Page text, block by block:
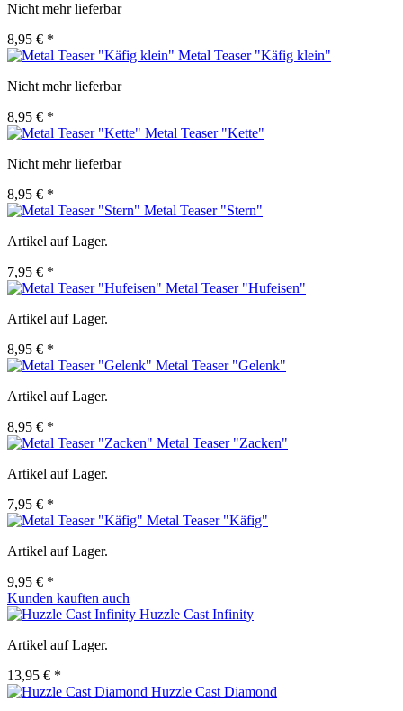
Nicht mehr lieferbar
8,95 € *
Metal Teaser "Käfig klein"
Nicht mehr lieferbar
8,95 € *
Metal Teaser "Kette"
Nicht mehr lieferbar
8,95 € *
Metal Teaser "Stern"
Artikel auf Lager.
7,95 € *
Metal Teaser "Hufeisen"
Artikel auf Lager.
8,95 € *
Metal Teaser "Gelenk"
Artikel auf Lager.
8,95 € *
Metal Teaser "Zacken"
Artikel auf Lager.
7,95 € *
Metal Teaser "Käfig"
Artikel auf Lager.
9,95 € *
Kunden kauften auch
Huzzle Cast Infinity
Artikel auf Lager.
13,95 € *
Huzzle Cast Diamond